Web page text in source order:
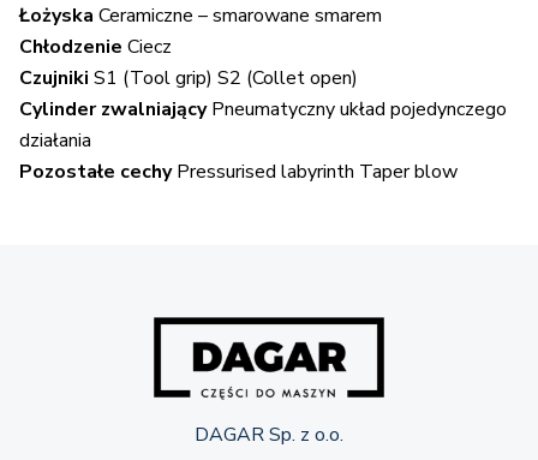
Łożyska Ceramiczne – smarowane smarem
Chłodzenie Ciecz
Czujniki S1 (Tool grip) S2 (Collet open)
Cylinder zwalniającyPneumatyczny układ pojedynczego
działania
Pozostałe cechyPressurised labyrinth Taper blow
DAGAR Sp. z o.o.